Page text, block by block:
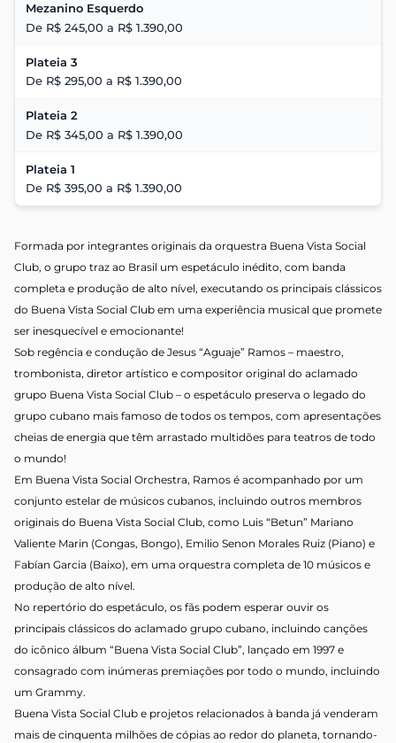
Mezanino Esquerdo
De R$ 245,00 a R$ 1.390,00
Plateia 3
De R$ 295,00 a R$ 1.390,00
Plateia 2
De R$ 345,00 a R$ 1.390,00
Plateia 1
De R$ 395,00 a R$ 1.390,00
Formada por integrantes originais da orquestra Buena Vista Social
Club, o grupo traz ao Brasil um espetáculo inédito, com banda
completa e produção de alto nível, executando os principais clássicos
do Buena Vista Social Club em uma experiência musical que promete
ser inesquecível e emocionante!
Sob regência e condução de Jesus “Aguaje” Ramos – maestro,
trombonista, diretor artístico e compositor original do aclamado
grupo Buena Vista Social Club – o espetáculo preserva o legado do
grupo cubano mais famoso de todos os tempos, com apresentações
cheias de energia que têm arrastado multidões para teatros de todo
o mundo!
Em Buena Vista Social Orchestra, Ramos é acompanhado por um
conjunto estelar de músicos cubanos, incluindo outros membros
originais do Buena Vista Social Club, como Luis “Betun” Mariano
Valiente Marin (Congas, Bongo), Emilio Senon Morales Ruiz (Piano) e
Fabían Garcia (Baixo), em uma orquestra completa de 10 músicos e
produção de alto nível.
No repertório do espetáculo, os fãs podem esperar ouvir os
principais clássicos do aclamado grupo cubano, incluindo canções
do icônico álbum “Buena Vista Social Club”, lançado em 1997 e
consagrado com inúmeras premiações por todo o mundo, incluindo
um Grammy.
Buena Vista Social Club e projetos relacionados à banda já venderam
mais de cinquenta milhões de cópias ao redor do planeta, tornando-